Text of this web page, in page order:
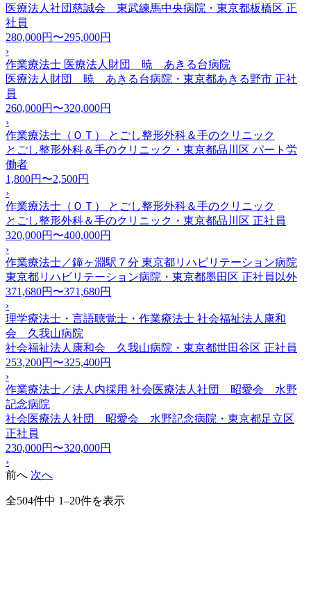
医療法人社団慈誠会 東武練馬中央病院・東京都板橋区 正
社員
280,000円〜295,000円
›
作業療法士 医療法人財団 暁 あきる台病院
医療法人財団 暁 あきる台病院・東京都あきる野市 正社
員
260,000円〜320,000円
›
作業療法士（ＯＴ） とごし整形外科＆手のクリニック
とごし整形外科＆手のクリニック・東京都品川区 パート労
働者
1,800円〜2,500円
›
作業療法士（ＯＴ） とごし整形外科＆手のクリニック
とごし整形外科＆手のクリニック・東京都品川区 正社員
320,000円〜400,000円
›
作業療法士／鐘ヶ淵駅７分 東京都リハビリテーション病院
東京都リハビリテーション病院・東京都墨田区 正社員以外
371,680円〜371,680円
›
理学療法士・言語聴覚士・作業療法士 社会福祉法人康和
会 久我山病院
社会福祉法人康和会 久我山病院・東京都世田谷区 正社員
253,200円〜325,400円
›
作業療法士／法人内採用 社会医療法人社団 昭愛会 水野
記念病院
社会医療法人社団 昭愛会 水野記念病院・東京都足立区
正社員
230,000円〜320,000円
›
前へ 次へ
全504件中 1–20件を表示